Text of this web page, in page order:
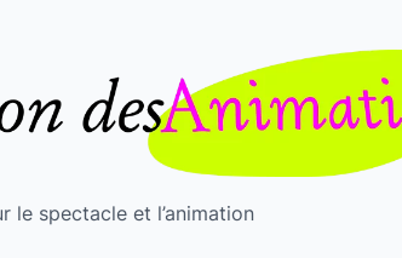
le spectacle et l’animation